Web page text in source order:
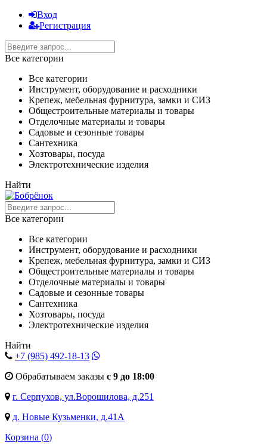
Вход
Регистрация
Все категории
Все категории
Инструмент, оборудование и расходники
Крепеж, мебельная фурнитура, замки и СИЗ
Общестроительные материалы и товары
Отделочные материалы и товары
Садовые и сезонные товары
Сантехника
Хозтовары, посуда
Электротехнические изделия
Найти
Все категории
Все категории
Инструмент, оборудование и расходники
Крепеж, мебельная фурнитура, замки и СИЗ
Общестроительные материалы и товары
Отделочные материалы и товары
Садовые и сезонные товары
Сантехника
Хозтовары, посуда
Электротехнические изделия
Найти
+7 (985) 492-18-13
Обрабатываем заказы с 9 до 18:00
г. Серпухов, ул.Ворошилова, д.251
д. Новые Кузьменки, д.41А
Корзина (0)